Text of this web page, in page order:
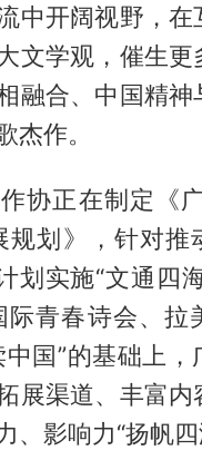
中开阔视野，在
文学观，催生更
融合、中国精神
杰作。
协正在制定《
规划》，针对推
划实施“文通四海
青春诗会、拉
国”的基础上，
展渠道、丰富内
、影响力“扬帆四